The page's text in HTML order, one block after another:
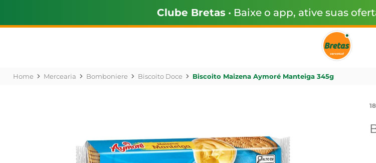
Clube Bretas • Baixe o app, ative suas
Mercearia Bomboniere Biscoito Doce Biscoito Maizena Aymoré Manteiga 345g